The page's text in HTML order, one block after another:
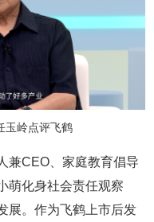
玉岭点评飞鹤
兼CEO、家庭教育倡导
萌化身社会责任观察
展。作为飞鹤上市后发